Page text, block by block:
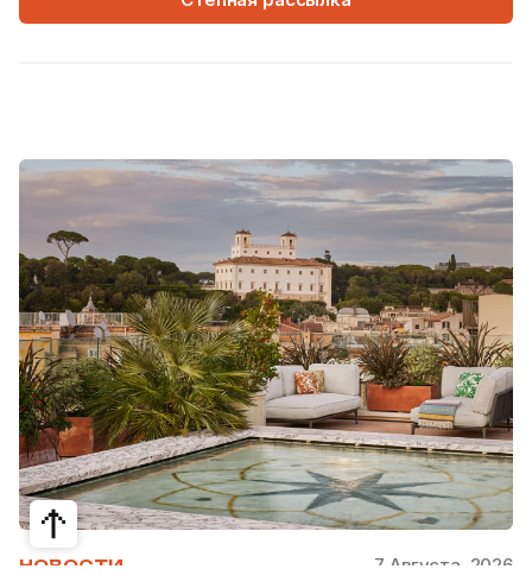
НОВОСТИ 7 Августа, 2026